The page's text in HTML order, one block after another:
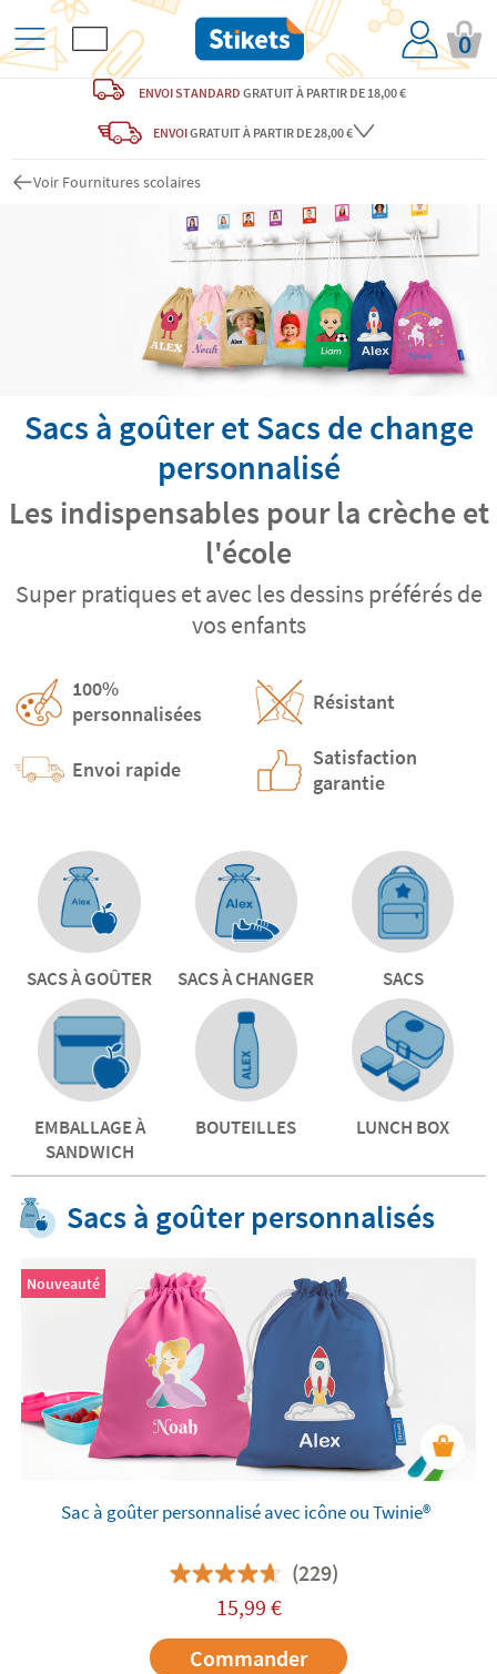
0
ENVOI STANDARD GRATUITÀ PARTIR DE 18,00 €
ENVOIGRATUITÀ PARTIR DE 28,00 €
Voir Fournitures scolaires
Sacs à goûter et Sacs de change
personnalisé
Les indispensables pour la crèche et
l'école
Super pratiques et avec les dessins préférés de
vos enfants
100%
personnalisées
Résistant
Envoi rapide
Satisfaction
garantie
SACS À GOÛTER SACS À CHANGER SACS
EMBALLAGE À
SANDWICH
BOUTEILLES LUNCH BOX
Sacs à goûter personnalisés
Nouveauté
Sac à goûter personnalisé avec icône ou Twinie®️
(229)
15,99 €
Commander